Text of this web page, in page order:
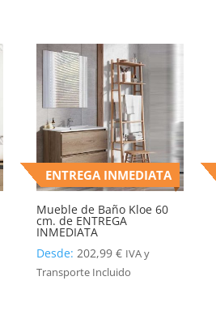
ENTREGA INMEDIATA
Mueble de Baño Kloe 60
cm. de ENTREGA
INMEDIATA
Desde: 202,99 € IVA y
Transporte Incluido